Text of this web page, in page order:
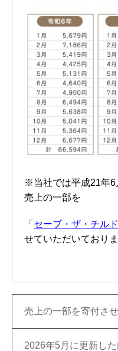
※当社では平成21年6
売上の一部を
「 セーブ・ザ・チル
せていただいておりま
売上の一部を寄付さ
2026年5月に更新し